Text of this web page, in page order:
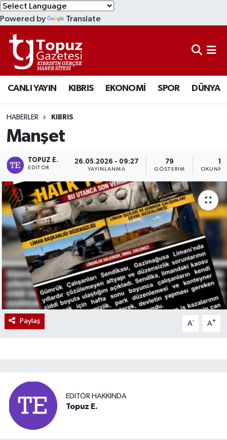
Powered by Translate
CANLI YAYIN KIBRIS EKONOMİ SPOR DÜNYA
HABERLER KIBRIS
Manşet
TOPUZ E.
EDITÖR
26.05.2026 - 09:27
YAYINLANMA
79
GÖSTERIM
1
Paylaş A- A+
EDITÖR HAKKINDA
Topuz E.
KIBRIS
DÜNYA
EKONOMİ
MAGAZİN
SAĞLIK
SPOR
TEKNOLOJİ
TÜRKİYE
Lefkoşa Nöbetçi Eczaneler
Lefkoşa Hava Durumu
Lefkoşa Trafik Yoğunluk Haritası
Süper Lig Puan Durumu ve Fikstür
Tüm Manşetler
Son Dakika Haberleri
Haber Arşivi